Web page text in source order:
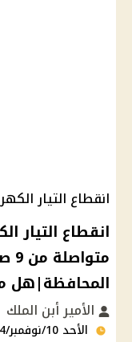
انقطاع التيار
المحافظة|هل
الأمير أبن الملك
الأحد 10/نوفمبر/2024 - 07:31 م